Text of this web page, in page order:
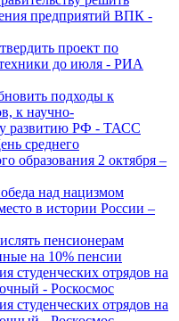
предприятий ВПК -
проект по
до июля - РИА
подходы к
к научно-
развитию РФ - ТАСС
среднего
образования 2 октября –
над нацизмом
в истории России –
пенсионерам
на 10% пенсии
студенческих отрядов на
- Роскосмос
студенческих отрядов на